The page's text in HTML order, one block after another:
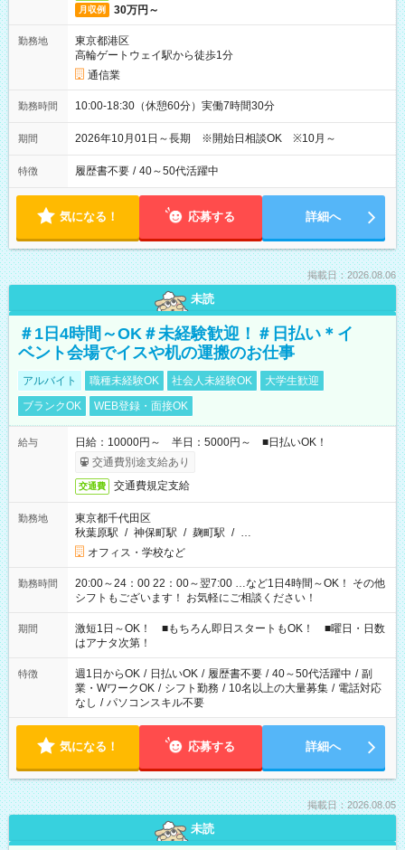
月収例 30万円～
勤務地
東京都港区
高輪ゲートウェイ駅から徒歩1分
通信業
勤務時間 10:00-18:30（休憩60分）実働7時間30分
期間 2026年10月01日～長期 ※開始日相談OK ※10月～
特徴 履歴書不要 / 40～50代活躍中
気になる！ 応募する 詳細へ
掲載日：2026.08.06
未読
＃1日4時間～OK＃未経験歓迎！＃日払い＊イ
ベント会場でイスや机の運搬のお仕事
アルバイト 職種未経験OK 社会人未経験OK
大学生歓迎
ブランクOK
WEB登録・面接OK
給与
日給：10000円～ 半日：5000円～ ■日払いOK！
交通費別途支給あり
交通費 交通費規定支給
勤務地
東京都千代田区
秋葉原駅 / 神保町駅 / 麹町駅 / …
オフィス・学校など
勤務時間
20:00～24：00 22：00～翌7:00 …など1日4時間～OK！ その他
シフトもございます！ お気軽にご相談ください！
期間
激短1日～OK！ ■もちろん即日スタートもOK！ ■曜日・日数
はアナタ次第！
特徴 週1日からOK / 日払いOK / 履歴書不要 / 40～50代活躍中 / 副
業・WワークOK / シフト勤務 / 10名以上の大量募集 / 電話対応
なし / パソコンスキル不要
気になる！ 応募する 詳細へ
掲載日：2026.08.05
未読